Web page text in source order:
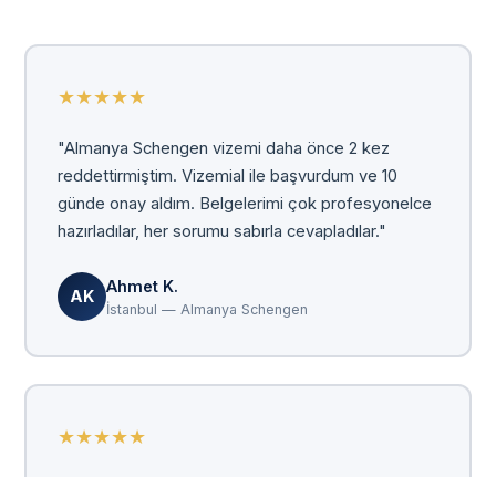
★★★★★
"Almanya Schengen vizemi daha önce 2 kez
reddettirmiştim. Vizemial ile başvurdum ve 10
günde onay aldım. Belgelerimi çok profesyonelce
hazırladılar, her sorumu sabırla cevapladılar."
AK
Ahmet K.
İstanbul — Almanya Schengen
★★★★★